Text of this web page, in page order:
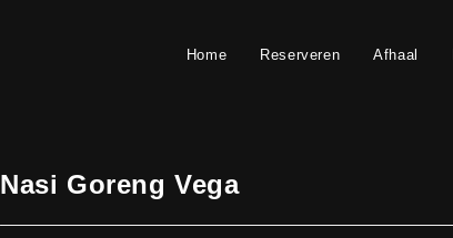
Home Reserveren Afhaal
Nasi Goreng Vega